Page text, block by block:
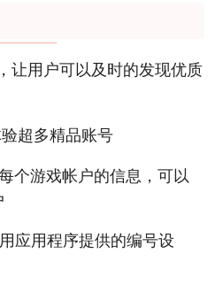
让用户可以及时的发现优质
超多精品账号
个游戏帐户的信息，可以
应用程序提供的编号设